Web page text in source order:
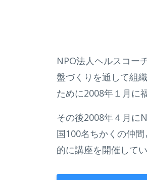
NPO法人ヘルスコー
盤づくりを通して組
ために2008年１月に
その後2008年４月に
国100名ちかくの仲
的に講座を開催してい